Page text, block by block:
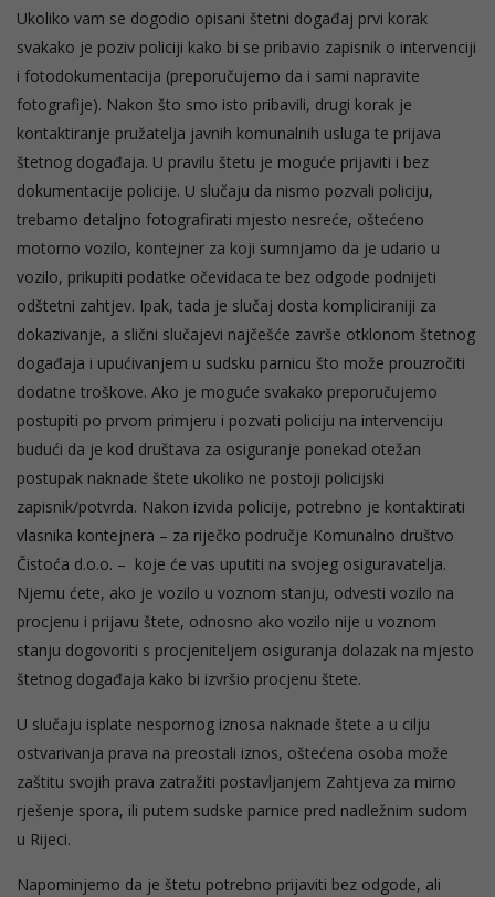
Ukoliko vam se dogodio opisani štetni događaj prvi korak
svakako je poziv policiji kako bi se pribavio zapisnik o intervenciji
i fotodokumentacija (preporučujemo da i sami napravite
fotografije). Nakon što smo isto pribavili, drugi korak je
kontaktiranje pružatelja javnih komunalnih usluga te prijava
štetnog događaja. U pravilu štetu je moguće prijaviti i bez
dokumentacije policije. U slučaju da nismo pozvali policiju,
trebamo detaljno fotografirati mjesto nesreće, oštećeno
motorno vozilo, kontejner za koji sumnjamo da je udario u
vozilo, prikupiti podatke očevidaca te bez odgode podnijeti
odštetni zahtjev. Ipak, tada je slučaj dosta kompliciraniji za
dokazivanje, a slični slučajevi najčešće završe otklonom štetnog
događaja i upućivanjem u sudsku parnicu što može prouzročiti
dodatne troškove. Ako je moguće svakako preporučujemo
postupiti po prvom primjeru i pozvati policiju na intervenciju
budući da je kod društava za osiguranje ponekad otežan
postupak naknade štete ukoliko ne postoji policijski
zapisnik/potvrda. Nakon izvida policije, potrebno je kontaktirati
vlasnika kontejnera – za riječko područje Komunalno društvo
Čistoća d.o.o. – koje će vas uputiti na svojeg osiguravatelja.
Njemu ćete, ako je vozilo u voznom stanju, odvesti vozilo na
procjenu i prijavu štete, odnosno ako vozilo nije u voznom
stanju dogovoriti s procjeniteljem osiguranja dolazak na mjesto
štetnog događaja kako bi izvršio procjenu štete.
U slučaju isplate nespornog iznosa naknade štete a u cilju
ostvarivanja prava na preostali iznos, oštećena osoba može
zaštitu svojih prava zatražiti postavljanjem Zahtjeva za mirno
rješenje spora, ili putem sudske parnice pred nadležnim sudom
u Rijeci.
Napominjemo da je štetu potrebno prijaviti bez odgode, ali